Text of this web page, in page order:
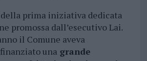
prima iniziativa dedicata
promossa dall’esecutivo Lai.
il Comune aveva
unagrande